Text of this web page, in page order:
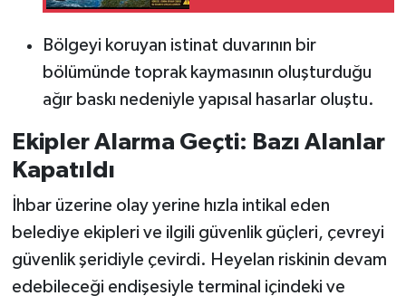
Dikkat Çeken Harita!
Bölgeyi koruyan istinat duvarının bir
bölümünde toprak kaymasının oluşturduğu
ağır baskı nedeniyle yapısal hasarlar oluştu.
Ekipler Alarma Geçti: Bazı Alanlar
Kapatıldı
İhbar üzerine olay yerine hızla intikal eden
belediye ekipleri ve ilgili güvenlik güçleri, çevreyi
güvenlik şeridiyle çevirdi. Heyelan riskinin devam
edebileceği endişesiyle terminal içindeki ve